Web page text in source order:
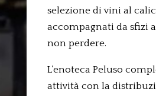
selezione di vini al
accompagnati da sfizi
non perdere.
L’enoteca Peluso
attività con la